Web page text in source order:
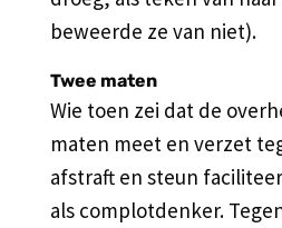
beweerde ze van niet).
Twee maten
Wie toen zei dat de
maten meet en verzet
afstraft en steun
als complotdenker.